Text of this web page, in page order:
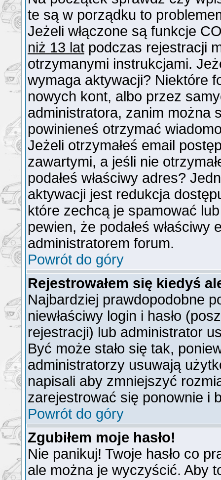
te są w porządku to
Jeżeli włączone są funkcje
niż 13 lat podczas rejestracji
otrzymanymi instrukcjami.
wymaga aktywacji? Niektóre
nowych kont, albo przez
administratora, zanim można
powinieneś otrzymać
Jeżeli otrzymałeś email
zawartymi, a jeśli nie
podałeś właściwy adres?
aktywacji jest redukcja
które zechcą je spamować
pewien, że podałeś
administratorem forum.
Powrót do góry
Rejestrowałem się kiedyś
Najbardziej prawdopodobne
niewłaściwy login i hasło
rejestracji) lub administrator
Być może stało się tak,
administratorzy usuwają
napisali aby zmniejszyć
zarejestrować się ponownie i
Powrót do góry
Zgubiłem moje hasło!
Nie panikuj! Twoje hasło co
ale można je wyczyścić. Aby